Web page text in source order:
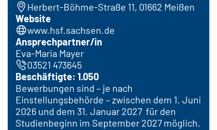
Herbert-Böhme-Straße 11, 01662 Meißen
Website
www.hsf.sachsen.de
Ansprechpartner/in
Eva-Maria Mayer
03521 473645
Beschäftigte: 1.050
Bewerbungen sind – je nach
Einstellungsbehörde – zwischen dem 1. Juni
2026 und dem 31. Januar 2027 für den
Studienbeginn im September 2027 möglich.